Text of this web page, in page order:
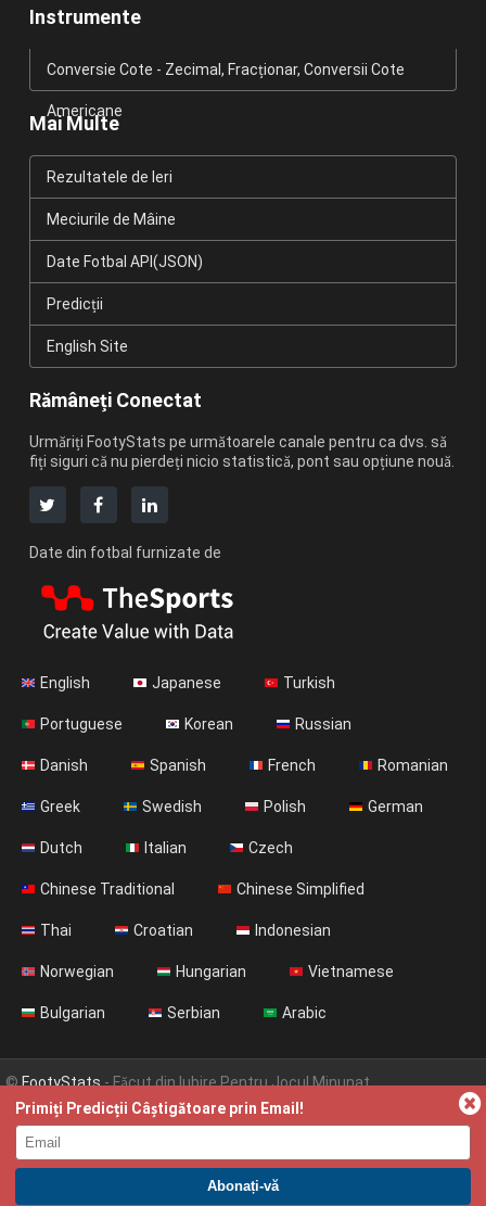
Instrumente
Conversie Cote - Zecimal, Fracționar, Conversii Cote
Americane
Mai Multe
Rezultatele de Ieri
Meciurile de Mâine
Date Fotbal API(JSON)
Predicții
English Site
Rămâneți Conectat
Urmăriți FootyStats pe următoarele canale pentru ca dvs. să
fiți siguri că nu pierdeți nicio statistică, pont sau opțiune nouă.
Date din fotbal furnizate de
English Japanese Turkish
Portuguese Korean Russian
Danish Spanish French Romanian
Greek Swedish Polish German
Dutch Italian Czech
Chinese Traditional Chinese Simplified
Thai Croatian Indonesian
Norwegian Hungarian Vietnamese
Bulgarian Serbian Arabic
©FootyStats- Făcut din Iubire Pentru Jocul Minunat
Contactați-ne
Despre Ajutor Politica de Confidențialitate
Terms & Conditions (English)
News (English)
ABONAȚI-VĂ LA PREMIUM. PROFITAȚI ACUM.
Primiți Predicții Câștigătoare prin Email!